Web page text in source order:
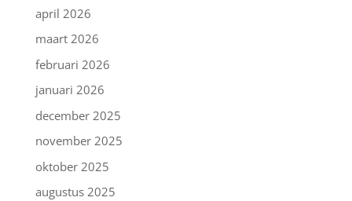
april 2026
maart 2026
februari 2026
januari 2026
december 2025
november 2025
oktober 2025
augustus 2025